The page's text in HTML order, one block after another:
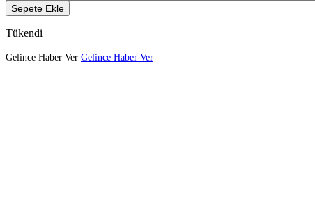
Sepete Ekle
Tükendi
Gelince Haber Ver Gelince Haber Ver